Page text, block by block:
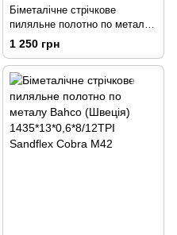
Біметалічне стрічкове
пиляльне полотно по металу
Bahco (Швеція)
1435*13*0,6*6/10TPI Sandflex
Cobra М42
1 250 грн